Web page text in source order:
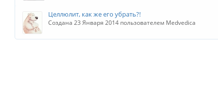
Целлюлит, как же его убрать?!
Создана 23 Января 2014 пользователем Medvedica